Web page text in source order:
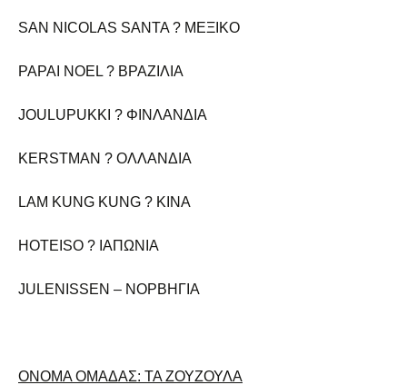
SAN NICOLAS SANTA ? ΜΕΞΙΚΟ
PAPAI NOEL ? ΒΡΑΖΙΛΙΑ
JOULUPUKKI ? ΦΙΝΛΑΝΔΙΑ
KERSTMAN ? ΟΛΛΑΝΔΙΑ
LAM KUNG KUNG ? ΚΙΝΑ
HOTEISO ? ΙΑΠΩΝΙΑ
JULENISSEN – ΝΟΡΒΗΓΙΑ
ΟΝΟΜΑ ΟΜΑΔΑΣ: ΤΑ ΖΟΥΖΟΥΛΑ